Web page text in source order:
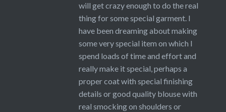
will get crazy enough to do the real
thing for some special garment. I
have been dreaming about making
some very special item on which I
spend loads of time and effort and
really make it special, perhaps a
proper coat with special finishing
details or good quality blouse with
real smocking on shoulders or